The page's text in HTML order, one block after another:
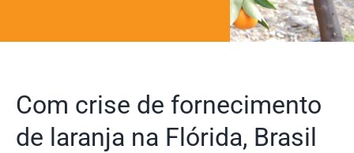
Com crise de fornecimento
de laranja na Flórida, Brasil